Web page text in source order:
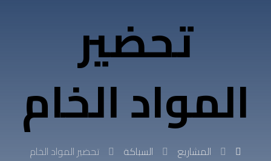
تحضير
المواد الخام
المشاريع السباكة تحضير المواد الخام